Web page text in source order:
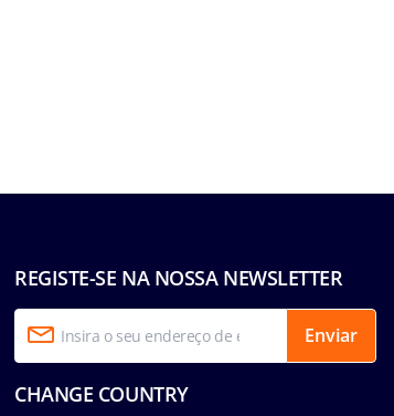
REGISTE-SE NA NOSSA NEWSLETTER
Enviar
CHANGE COUNTRY